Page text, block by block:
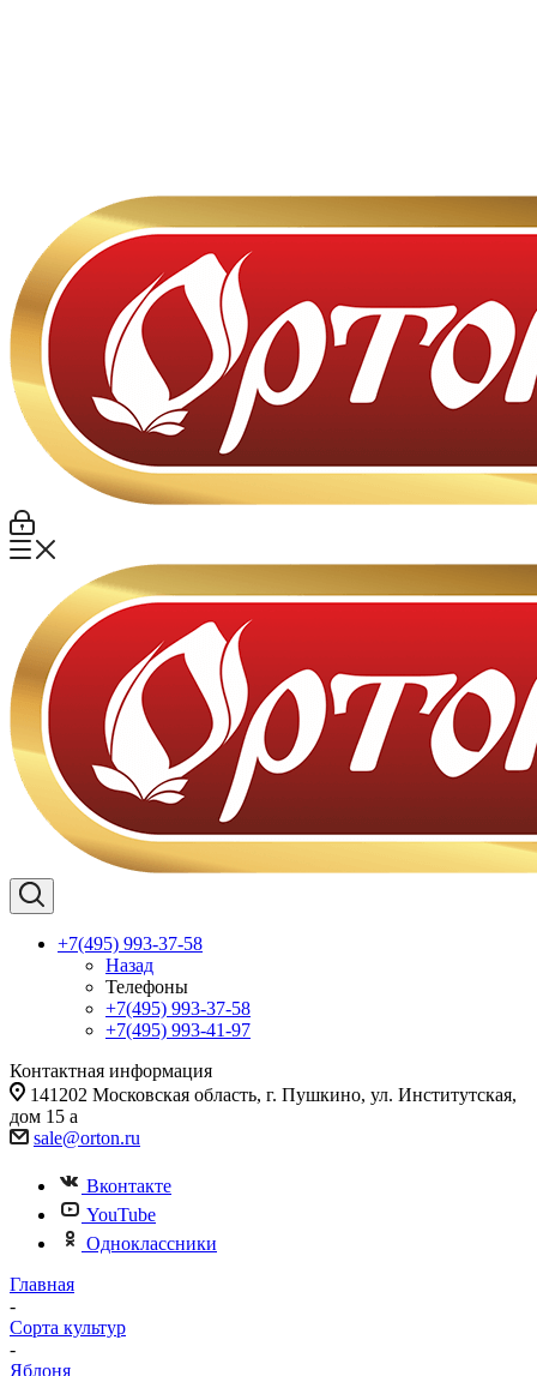
+7(495) 993-37-58
Назад
Телефоны
+7(495) 993-37-58
+7(495) 993-41-97
Контактная информация
141202 Московская область, г. Пушкино, ул. Институтская,
дом 15 а
sale@orton.ru
Вконтакте
YouTube
Одноклассники
Главная
-
Сорта культур
-
Яблоня